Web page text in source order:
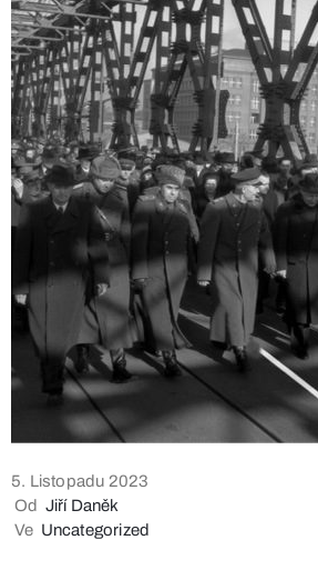
5. Listopadu 2023
Od Jiří Daněk
Ve Uncategorized